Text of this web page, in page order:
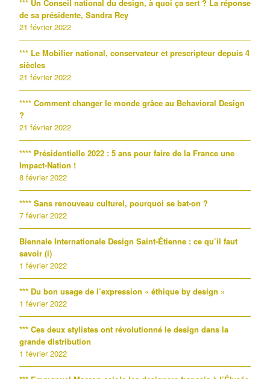
*** Un Conseil national du design, à quoi ça sert ? La réponse
de sa présidente, Sandra Rey
21 février 2022
*** Le Mobilier national, conservateur et prescripteur depuis 4
siècles
21 février 2022
**** Comment changer le monde grâce au Behavioral Design
?
21 février 2022
**** Présidentielle 2022 : 5 ans pour faire de la France une
Impact-Nation !
8 février 2022
**** Sans renouveau culturel, pourquoi se bat-on ?
7 février 2022
Biennale Internationale Design Saint-Étienne : ce qu’il faut
savoir (i)
1 février 2022
*** Du bon usage de l’expression « éthique by design »
1 février 2022
*** Ces deux stylistes ont révolutionné le design dans la
grande distribution
1 février 2022